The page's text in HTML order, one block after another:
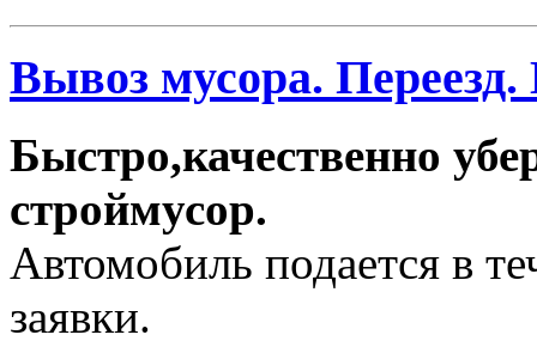
Вывоз мусора.
Быстро,качественно
строймусор.
Автомобиль подается в
заявки.